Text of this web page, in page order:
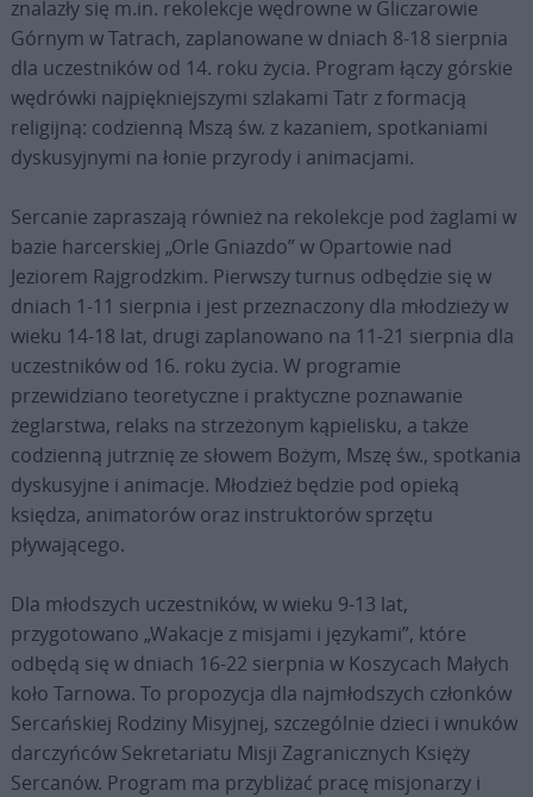
znalazły się m.in. rekolekcje wędrowne w Gliczarowie
Górnym w Tatrach, zaplanowane w dniach 8-18 sierpnia
dla uczestników od 14. roku życia. Program łączy górskie
wędrówki najpiękniejszymi szlakami Tatr z formacją
religijną: codzienną Mszą św. z kazaniem, spotkaniami
dyskusyjnymi na łonie przyrody i animacjami.
Sercanie zapraszają również na rekolekcje pod żaglami w
bazie harcerskiej „Orle Gniazdo” w Opartowie nad
Jeziorem Rajgrodzkim. Pierwszy turnus odbędzie się w
dniach 1-11 sierpnia i jest przeznaczony dla młodzieży w
wieku 14-18 lat, drugi zaplanowano na 11-21 sierpnia dla
uczestników od 16. roku życia. W programie
przewidziano teoretyczne i praktyczne poznawanie
żeglarstwa, relaks na strzeżonym kąpielisku, a także
codzienną jutrznię ze słowem Bożym, Mszę św., spotkania
dyskusyjne i animacje. Młodzież będzie pod opieką
księdza, animatorów oraz instruktorów sprzętu
pływającego.
Dla młodszych uczestników, w wieku 9-13 lat,
przygotowano „Wakacje z misjami i językami”, które
odbędą się w dniach 16-22 sierpnia w Koszycach Małych
koło Tarnowa. To propozycja dla najmłodszych członków
Sercańskiej Rodziny Misyjnej, szczególnie dzieci i wnuków
darczyńców Sekretariatu Misji Zagranicznych Księży
Sercanów. Program ma przybliżać pracę misjonarzy i